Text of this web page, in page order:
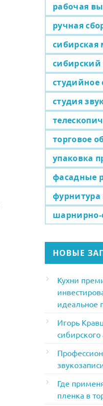
рабочая
ручная
сибирская
сибирский
студийное
студия
торговое
упаковка
фасадные
фурнитура
шарнирно-
НОВЫЕ
Кухни
идеальное
Игорь
сибирского
Где
пленка в